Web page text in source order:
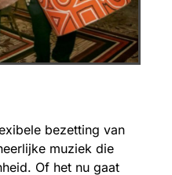
bezetting van
muziek die
Of het nu gaat